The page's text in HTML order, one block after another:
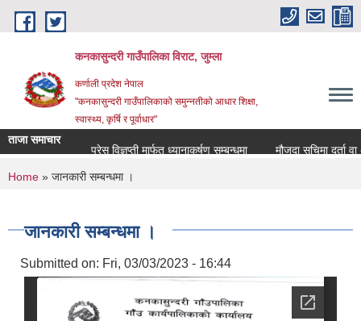
Skip to main content
कनकासुन्दरी गाउँपालिका विराट, जुम्ला
कर्णाली प्रदेश नेपाल
"कनकासुन्दरी गाउँपालिकाको समुन्नतीको आधार शिक्षा,
स्वास्थ्य, कृर्षि र पूर्वाधार"
ताजा समाचार
प्रेस विज्ञप्ती मार्फत ध्यानाकर्षण सम्बन्धमा
मौजुदा सुचिमा दर्ता वा
You are here
Home » जानकारी सम्बन्धमा ।
जानकारी सम्बन्धमा ।
Submitted on: Fri, 03/03/2023 - 16:44